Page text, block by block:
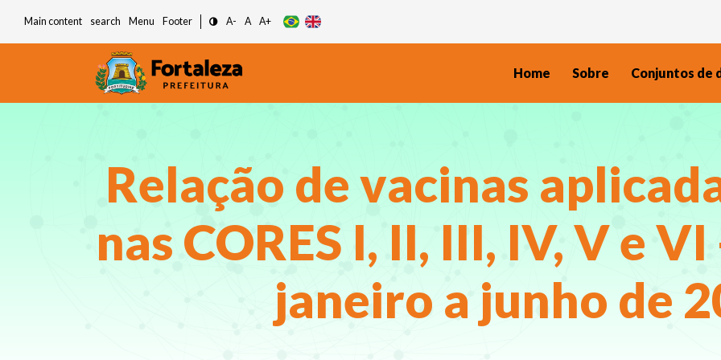
Main content search Menu Footer A- A A+
Home Sobre Conjuntos de
Relação de vacinas
nas CORES I, II, III, IV, V e
janeiro a junho de